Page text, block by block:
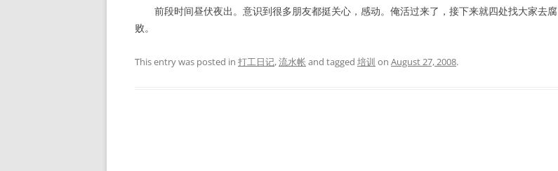
前段时间昼伏夜出。意识到很多朋友都挺关心，感动。俺活过来了，接下来就四处找大家去腐
败。
This entry was posted in 打工日记,流水帐 and tagged 培训 on August 27, 2008.